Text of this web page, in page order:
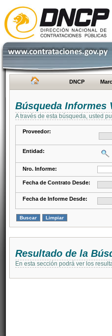
DNCP
Búsqueda Informes
A través de esta búsqueda, usted
Proveedor:
Entidad:
Nro. Informe:
Fecha de Contrato Desde:
Fecha de Informe Desde:
Resultado de la
En esta sección podrá ver los